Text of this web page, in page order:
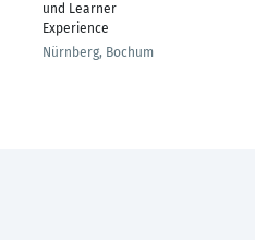
und Learner
Experience
Nürnberg, Bochum